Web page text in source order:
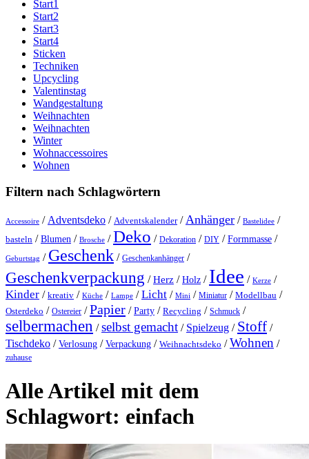
Start1
Start2
Start3
Start4
Sticken
Techniken
Upcycling
Valentinstag
Wandgestaltung
Weihnachten
Weihnachten
Winter
Wohnaccessoires
Wohnen
Filtern nach Schlagwörtern
Accessoire / Adventsdeko / Adventskalender/Anhänger / Bastelidee /
basteln /Blumen / Brosche /Deko / Dekoration / DIY /Formmasse /
Geburtstag / Geschenk / Geschenkanhänger /
Geschenkverpackung /Herz /Holz / Idee / Kerze /
Kinder / kreativ / Küche / Lampe /Licht / Mini / Miniatur / Modellbau /
Osterdeko / Ostereier /Papier /Party / Recycling / Schmuck /
selbermachen /selbst gemacht / Spielzeug / Stoff /
Tischdeko /Verlosung /Verpackung / Weihnachtsdeko /Wohnen /
zuhause
Alle Artikel mit dem
Schlagwort: einfach